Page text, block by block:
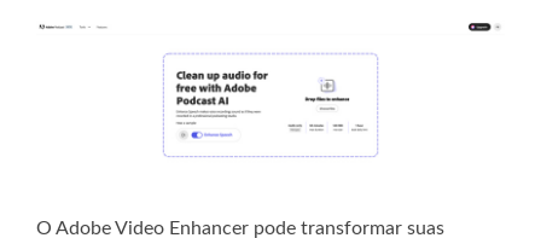
O Adobe Video Enhancer pode transformar suas